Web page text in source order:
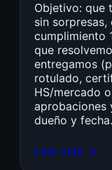
Objetivo: que
sin
cumplimiento
que
entregamos
rotulado,
HS/mercado
aprobaciones
dueño y fecha.
Leer más →